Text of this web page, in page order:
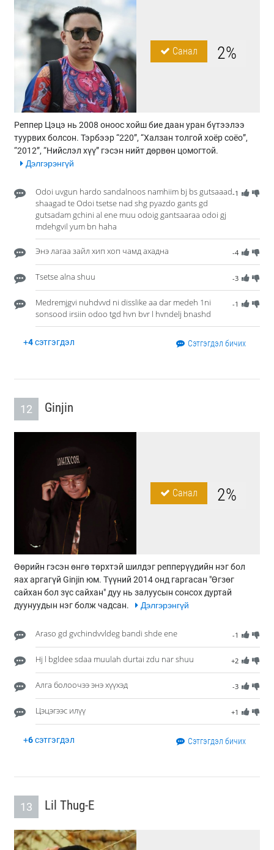
Санал 2%
Реппер Цэцэ нь 2008 оноос хойш бие даан уран бүтээлээ
туурвих болсон. Тэрбээр “220”, “Халзан толгой хоёр соёо”,
“2012”, “Нийслэл хүү” гэсэн нийт дөрвөн цомогтой.
Дэлгэрэнгүй
-1
Odoi uvgun hardo sandalnoos namhiim bj bs gutsaaad
shaagad te Odoi tsetse nad shg pyazdo gants gd
gutsadam gchini al ene muu odoig gantsaaraa odoi gj
mdehgvil yum bn haha
-4
Энэ лагаа зайл хип хоп чамд ахадна
-3
Tsetse alna shuu
-1
Medremjgvi nuhdvvd ni disslike aa dar medeh 1ni
sonsood irsiin odoo tgd hvn bvr l hvndelj bnashd
+4сэтгэгдэл Сэтгэгдэл бичих
12 Ginjin
Санал 2%
Өөрийн гэсэн өнгө төрхтэй шилдэг репперүүдийн нэг бол
яах аргагүй Ginjin юм. Түүний 2014 онд гаргасан "Өгзөг
сайхан бол зүс сайхан" дуу нь залуусын сонсох дуртай
дуунуудын нэг болж чадсан.
Дэлгэрэнгүй
-1
Araso gd gvchindvvldeg bandi shde ene
+2
Hj l bgldee sdaa muulah durtai zdu nar shuu
-3
Алга болоочээ энэ хүүхэд
+1
Цэцэгээс илүү
+6сэтгэгдэл Сэтгэгдэл бичих
13 Lil Thug-E